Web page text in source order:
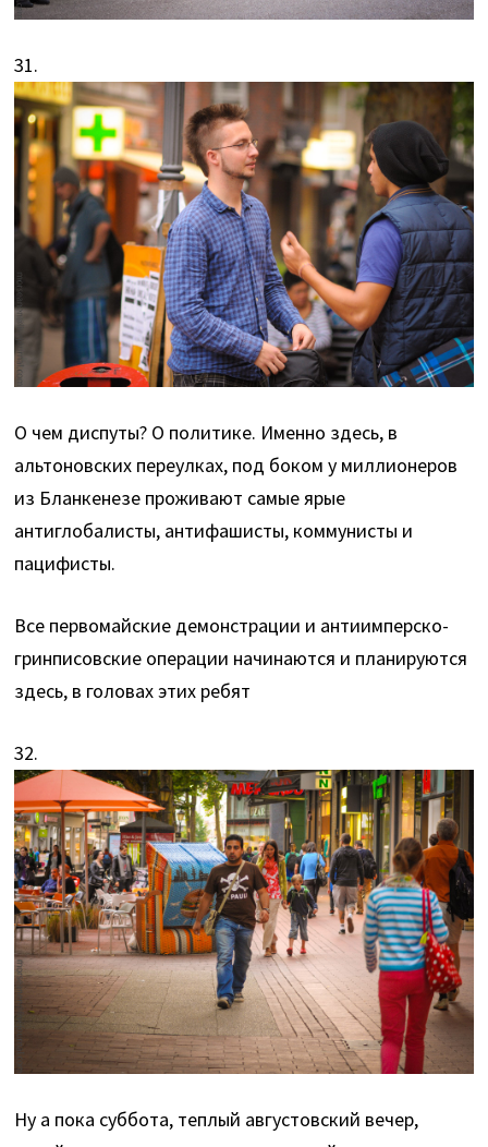
31.
О чем диспуты? О политике. Именно здесь, в
альтоновских переулках, под боком у миллионеров
из Бланкенезе проживают самые ярые
антиглобалисты, антифашисты, коммунисты и
пацифисты.
Все первомайские демонстрации и антиимперско-
гринписовские операции начинаются и планируются
здесь, в головах этих ребят
32.
Ну а пока суббота, теплый августовский вечер,